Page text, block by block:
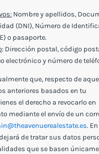
Nombre y apellidos,
(DNI), Número de
o pasaporte.
: Dirección postal, código
electrónico y número de
que, respecto de
anteriores basados en tu
el derecho a revocarlo en
mediante el envío de un
.
de tratar sus datos
que se basen